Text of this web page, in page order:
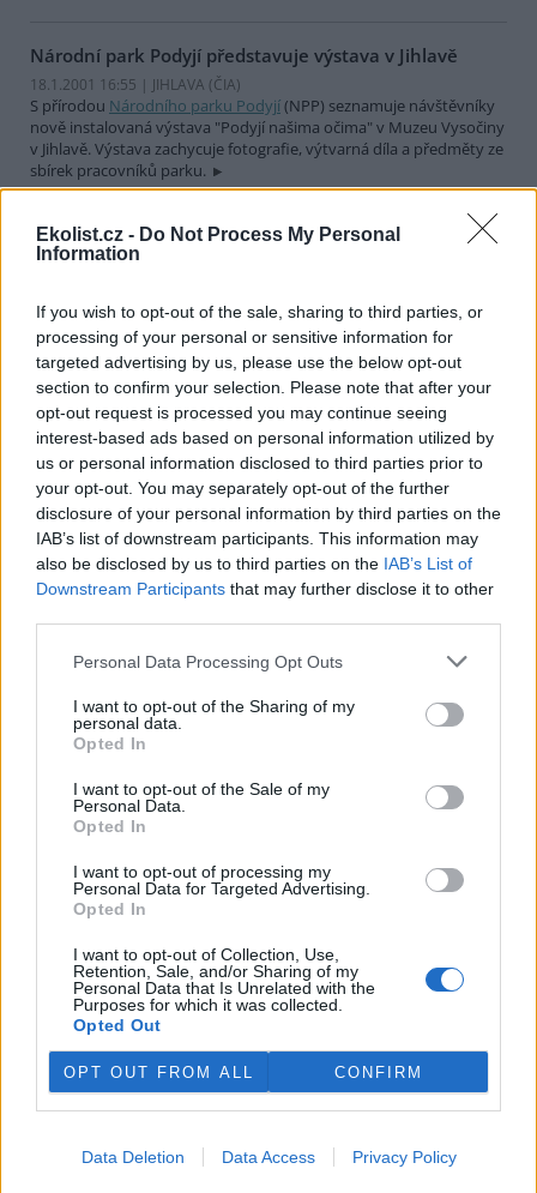
Ekolist.cz - Do Not Process My Personal
Information
If you wish to opt-out of the sale, sharing to third parties, or
processing of your personal or sensitive information for
targeted advertising by us, please use the below opt-out
section to confirm your selection. Please note that after your
opt-out request is processed you may continue seeing
interest-based ads based on personal information utilized by
us or personal information disclosed to third parties prior to
your opt-out. You may separately opt-out of the further
disclosure of your personal information by third parties on the
IAB’s list of downstream participants. This information may
also be disclosed by us to third parties on the IAB’s List of
Downstream Participants that may further disclose it to other
Personal Data Processing Opt Outs
I want to opt-out of the Sharing of my
personal data.
Opted In
I want to opt-out of the Sale of my
Personal Data.
Opted In
I want to opt-out of processing my
Personal Data for Targeted Advertising.
Opted In
I want to opt-out of Collection, Use,
Retention, Sale, and/or Sharing of my
Personal Data that Is Unrelated with the
Purposes for which it was collected.
Opted Out
OPT OUT FROM ALL CONFIRM
Data Deletion Data Access Privacy Policy
Národní park Podyjí představuje výstava v Jihlavě
18.1.2001 16:55 | JIHLAVA (ČIA)
S přírodou Národního parku Podyjí(NPP) seznamuje návštěvníky
nově instalovaná výstava "Podyjí našima očima" v Muzeu Vysočiny
v Jihlavě. Výstava zachycuje fotografie, výtvarná díla a předměty ze
sbírek pracovníků parku.
Zákaz dovozu hovězího z Rakouska byl zrušen
18.1.2001 16:30 | PRAHA (
masa a krmiv z Rakouska. Původně měl zákaz platit od dnešního
dne, ale rakouská strana ve středu večer dementovala výskyt
nemoci šílených krav na svém území. "Zákaz dovozu tak vůbec
nevstoupil v platnost," sdělil dnes ČIA mluvčí státní veterinární
komise Josef Duben.
Ekologičtí aktivisté se dohodli se stavaři
18.1.2001 16:20 | PRAHA (EkoList)
Děti ZeměPlzeň a další občanské iniciativy se těsně před Vánoci
dohodly s Ředitelstvím silnic a dálnic(ŘSD), že nebudou bránit
vydání stavebního povolení na nejzápadnější část dálničního
obchvatu Plzně.
přírody ani vlastníkům
18.1.2001 16:10 | PRAHA (EkoList)
Prodloužení současného neuspokojivého stavu české lidové
myslivosti a naopak ještě vyšší ohrožení chráněných a ohrožených
nesoulad s legislativouEvropské unie(EU) a naprosté
nerespektování vlastnického práva - to jsou základní nedostatky
nového poslaneckého návrhu zákona podle jeho kritiků.
myslivecká sdružení požadují zamítnutí návrhu hned v prvním
čtení vPoslanecké sněmovně.
Regionální železniční doprava na Vysočině chystá
novinky
18.1.2001 11:00 | JIHLAVA (ČIA )
Ke zlepšení železničního spojení mezi jednotlivými městy v
Jihlavském kraji by mělo dojít s počátkem platnosti nového
jízdního řáduČeských drahna přelomu května a června tohoto
roku. Informoval o tom přednosta jihlavské železniční stanice
Zdeněk Nadrchal s tím, že železničáři v součinnosti s okresními
spojů na Vysočině, který v současné době prochází schvalovacím